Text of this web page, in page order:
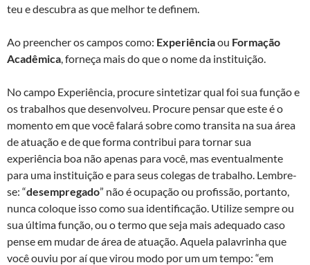
teu e descubra as que melhor te definem.
Ao preencher os campos como: Experiênciaou Formação
Acadêmica, forneça mais do que o nome da instituição.
No campo Experiência, procure sintetizar qual foi sua função e
os trabalhos que desenvolveu. Procure pensar que este é o
momento em que você falará sobre como transita na sua área
de atuação e de que forma contribui para tornar sua
experiência boa não apenas para você, mas eventualmente
para uma instituição e para seus colegas de trabalho. Lembre-
se: “desempregado” não é ocupação ou profissão, portanto,
nunca coloque isso como sua identificação. Utilize sempre ou
sua última função, ou o termo que seja mais adequado caso
pense em mudar de área de atuação. Aquela palavrinha que
você ouviu por aí que virou modo por um um tempo: “em